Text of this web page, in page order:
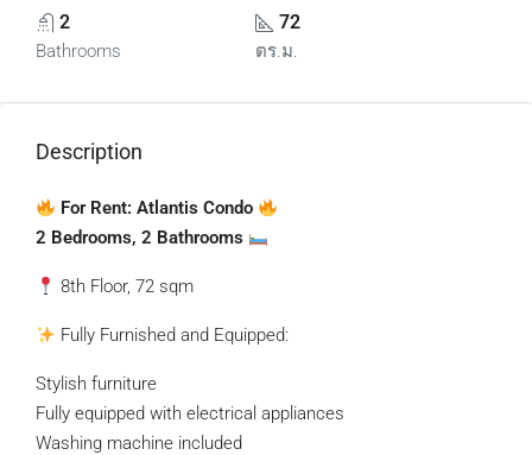
2
Bathrooms
72
ตร.ม.
Description
For Rent: Atlantis Condo
2 Bedrooms, 2 Bathrooms
8th Floor, 72 sqm
Fully Furnished and Equipped:
Stylish furniture
Fully equipped with electrical appliances
Washing machine included